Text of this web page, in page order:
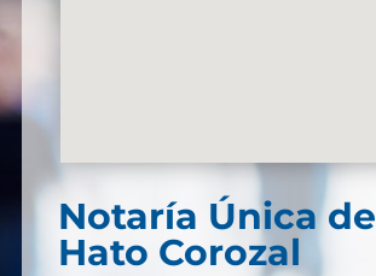
Notaría Única de
Hato Corozal